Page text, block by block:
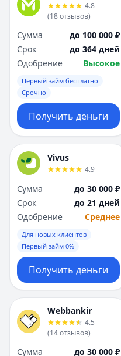
4.8
(18отзывов)
Сумма
до 100 000 ₽
Срок
до 364 дней
Одобрение
Высокое
Первый займ бесплатно
Срочно
Получить деньги
Vivus
4.9
Сумма
до 30 000 ₽
Срок
до 21 дней
Одобрение
Среднее
Для новых клиентов
Первый займ 0%
Получить деньги
Webbankir
4.5
(14отзывов)
Сумма до 30 000 ₽